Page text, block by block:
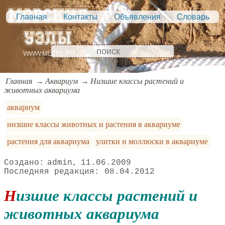
Главная Контакты Объявления Словарь
Главная Аквариум
Низшие классы растений и
животных аквариума
аквариум
низшие классы животных и растения в аквариуме
растения для аквариума
улитки и моллюски в аквариуме
admin
11.06.2009
08.04.2012
Низшие классы растений и
животных аквариума